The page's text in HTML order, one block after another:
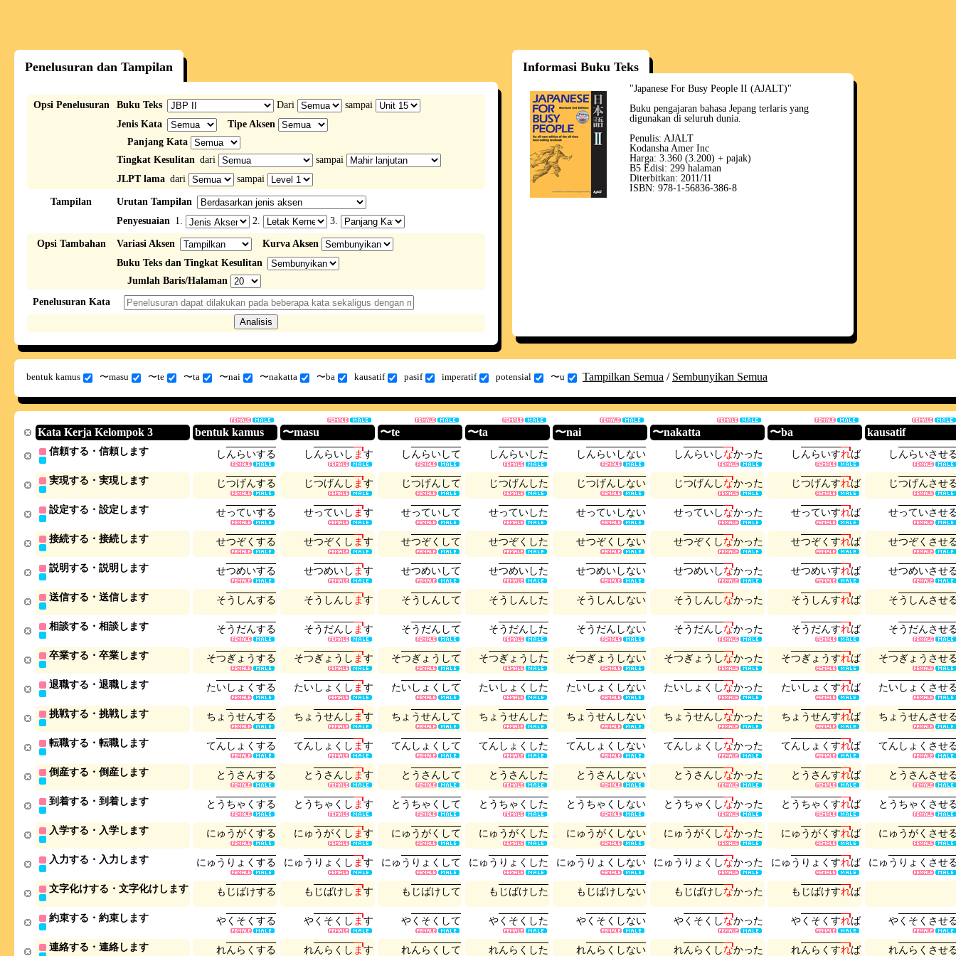
Penelusuran dan Tampilan
Opsi Penelusuran Buku Teks Dari
sampai
Jenis Kata
Tipe Aksen
Panjang Kata
Tingkat Kesulitan dari
sampai
JLPT lama dari sampai
Tampilan
Urutan Tampilan
Penyesuaian 1. 2. 3.
Opsi Tambahan Variasi Aksen
Kurva Aksen
Buku Teks dan Tingkat Kesulitan
Jumlah Baris/Halaman
Penelusuran Kata
Informasi Buku Teks
"Japanese For Busy People II (AJALT)"
Buku pengajaran bahasa Jepang terlaris yang
digunakan di seluruh dunia.
Penulis: AJALT
Kodansha Amer Inc
Harga: 3.360 (3.200) + pajak)
B5 Edisi: 299 halaman
Diterbitkan: 2011/11
ISBN: 978-1-56836-386-8
bentuk kamus 〜masu 〜te 〜ta 〜nai 〜nakatta 〜ba kausatif pasif imperatif potensial 〜u Tampilkan Semua / Sembunyikan Semua
Kata Kerja Kelompok 3 bentuk kamus 〜masu 〜te 〜ta 〜nai 〜nakatta 〜ba kausatif
信頼する・信頼します し んらいする し んらいし ます し んらいして し んらいした し んらいしない し んらいしなかった し んらいすれば し んらいさせ
実現する・実現します じつげんする じつげん し ます じつげん して じつげん した じつげん しない じつげん しなかった じつげんすれば じつげんさせ
設定する・設定します せっていする せっていし ます せっていして せっていした せっていしない せっていしなかった せっていすれば せっていさせ
接続する・接続します せつぞく する せつぞく し ます せつぞく して せつぞく した せつぞく しない せつぞく しなかった せつぞく すれば せつぞく させ
説明する・説明します せつめいする せつめいし ます せつめいして せつめいした せつめいしない せつめいしなかった せつめいすれば せつめいさせ
送信する・送信します そう し んする そう し ん し ます そう し ん して そう し ん した そう し ん しない そう し ん しなかった そう し んすれば そう し んさせ
相談する・相談します そう だんする そう だん し ます そう だん して そう だん した そう だん しない そう だん しなかった そう だんすれば そう だんさせ
卒業する・卒業します そつぎ ょ うする そつぎ ょ う し ます そつぎ ょ う して そつぎ ょ う した そつぎ ょ う しない そつぎ ょ う しなかった そつぎ ょ うすれば そつぎ ょ う させ
退職する・退職します たいし ょ く する たいし ょ く し ます たいし ょ く して たいし ょ く した たいし ょ く しない たいし ょ く しなかった たいし ょ く すれば たいし ょ く させ
挑戦する・挑戦します ち ょ うせんする ち ょ うせん し ます ち ょ うせん して ち ょ うせん した ち ょ うせん しない ち ょ うせん しなかった ち ょ うせんすれば ち ょ うせんさせ
転職する・転職します てん し ょ く する てん し ょ く し ます てん し ょ く して てん し ょ く した てん し ょ く しない てん し ょ く しなかった てん し ょ く すれば てん し ょ く させ
倒産する・倒産します と う さ んする と う さ ん し ます と う さ ん して と う さ ん した と う さ ん しない と う さ ん しなかった と う さ んすれば と う さ んさせ
到着する・到着します と う ちゃ く する と う ちゃ く し ます と う ちゃ く して と う ちゃ く した と う ちゃ く しない と う ちゃ く しなかった と う ちゃ く すれば と う ちゃ く させ
入学する・入学します に ゅ うがく する に ゅ うがく し ます に ゅ うがく して に ゅ うがく した に ゅ うがく しない に ゅ うがく しなかった に ゅ うがく すれば に ゅ うがく させ
入力する・入力します に ゅ う り ょ く する に ゅ う り ょ く し ます に ゅ う り ょ く して に ゅ う り ょ く した に ゅ う り ょ く しない に ゅ う り ょ く しなかった に ゅ う り ょ く すれば に ゅ う り ょ く させ
文字化けする・文字化けします も じばけする も じばけ し ます も じばけ して も じばけ した も じばけ しない も じばけ しなかった も じばけすれば
約束する・約束します やく そ く する やく そ く し ます やく そ く して やく そ く した やく そ く しない やく そ く しなかった やく そ く すれば やく そ く させ
連絡する・連絡します れんら く する れんら く し ます れんら く して れんら く した れんら く しない れんら く しなかった れんら く すれば れんら く させ